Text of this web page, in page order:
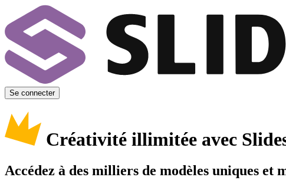
Se connecter
Créativité illimitée avec
Accédez à des milliers de modèles uniques et